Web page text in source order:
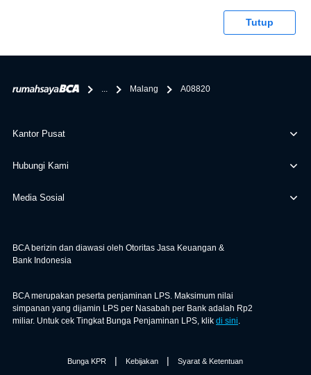
tentang properti disini BCA hanya sebagai pihak
bertanggung jawab terhadap informasi yang rekanan
Tutup
... Malang A08820
Kantor Pusat
Hubungi Kami
Media Sosial
BCA berizin dan diawasi oleh Otoritas Jasa Keuangan &
Bank Indonesia
BCA merupakan peserta penjaminan LPS. Maksimum nilai
simpanan yang dijamin LPS per Nasabah per Bank adalah Rp2
miliar. Untuk cek Tingkat Bunga Penjaminan LPS, klik di sini.
Bunga KPR | Kebijakan | Syarat & Ketentuan